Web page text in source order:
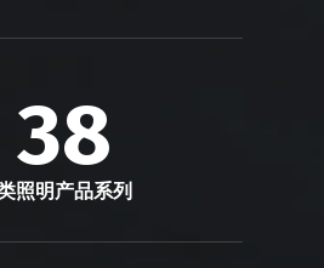
38
照明产品系列